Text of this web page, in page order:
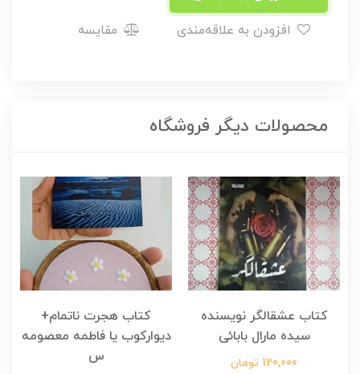
مقایسه
محصولات دیگر فروشگاه
کتاب عشقالگر نویسنده
سیده مارال بابائی
120,000 تومان
کتاب هجرت ناتمام+
دیوارکوب یا فاطمه معصومه
س